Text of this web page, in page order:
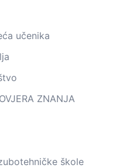
učenika
ZNANJA
škole